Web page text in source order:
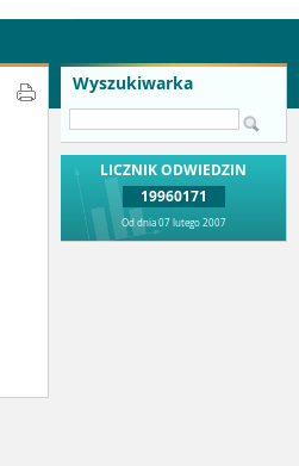
Wyszukiwarka
LICZNIK ODWIEDZIN
19960171
Od dnia 07 lutego 2007